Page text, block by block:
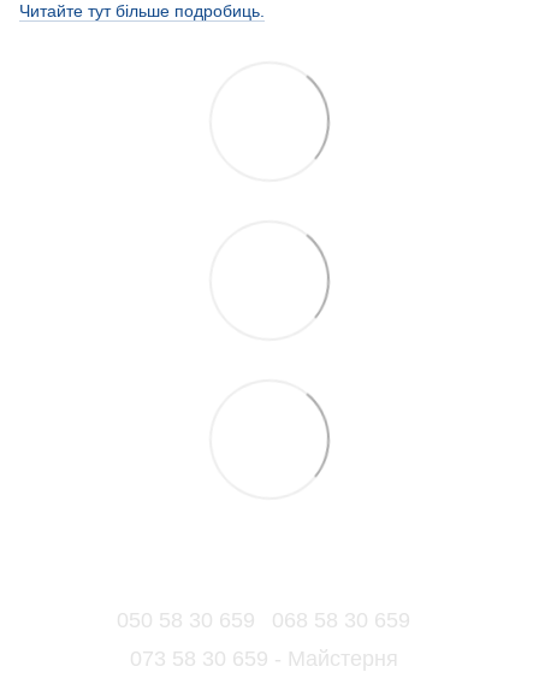
Читайте тут більше подробиць.
050 58 30 659
068 58 30 659
073 58 30 659 - Майстерня